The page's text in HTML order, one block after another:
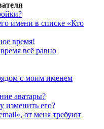
имени в списке «Кто
время!
всё равно
с моим именем
аватары?
изменить его?
от меня требуют